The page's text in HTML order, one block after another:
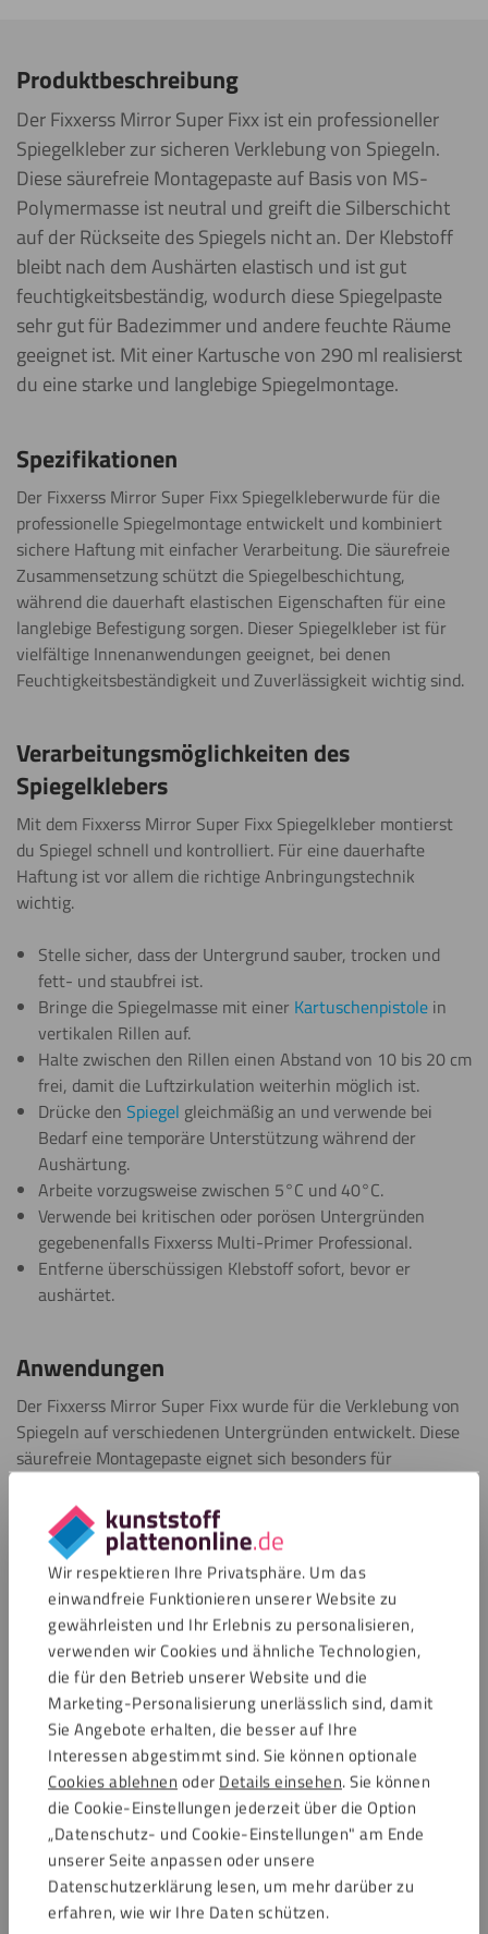
Wir respektieren Ihre Privatsphäre. Um das
einwandfreie Funktionieren unserer Website zu
gewährleisten und Ihr Erlebnis zu personalisieren,
verwenden wir Cookies und ähnliche Technologien,
die für den Betrieb unserer Website und die
Marketing-Personalisierung unerlässlich sind, damit
Sie Angebote erhalten, die besser auf Ihre
Interessen abgestimmt sind. Sie können optionale
Cookies ablehnen oder Details einsehen. Sie können
die Cookie-Einstellungen jederzeit über die Option
„Datenschutz- und Cookie-Einstellungen" am Ende
unserer Seite anpassen oder unsere
Datenschutzerklärung lesen, um mehr darüber zu
erfahren, wie wir Ihre Daten schützen.
Produktbeschreibung
Der Fixxerss Mirror Super Fixx ist ein professioneller
Spiegelkleber zur sicheren Verklebung von Spiegeln.
Diese säurefreie Montagepaste auf Basis von MS-
Polymermasse ist neutral und greift die Silberschicht
auf der Rückseite des Spiegels nicht an. Der Klebstoff
bleibt nach dem Aushärten elastisch und ist gut
feuchtigkeitsbeständig, wodurch diese Spiegelpaste
sehr gut für Badezimmer und andere feuchte Räume
geeignet ist. Mit einer Kartusche von 290 ml realisierst
du eine starke und langlebige Spiegelmontage.
Spezifikationen
Der Fixxerss Mirror Super Fixx Spiegelkleberwurde für die
professionelle Spiegelmontage entwickelt und kombiniert
sichere Haftung mit einfacher Verarbeitung. Die säurefreie
Zusammensetzung schützt die Spiegelbeschichtung,
während die dauerhaft elastischen Eigenschaften für eine
langlebige Befestigung sorgen. Dieser Spiegelkleber ist für
vielfältige Innenanwendungen geeignet, bei denen
Feuchtigkeitsbeständigkeit und Zuverlässigkeit wichtig sind.
Verarbeitungsmöglichkeiten des
Spiegelklebers
Mit dem Fixxerss Mirror Super Fixx Spiegelkleber montierst
du Spiegel schnell und kontrolliert. Für eine dauerhafte
Haftung ist vor allem die richtige Anbringungstechnik
wichtig.
Stelle sicher, dass der Untergrund sauber, trocken und
fett- und staubfrei ist.
Bringe die Spiegelmasse mit einer Kartuschenpistole in
vertikalen Rillen auf.
Halte zwischen den Rillen einen Abstand von 10 bis 20 cm
frei, damit die Luftzirkulation weiterhin möglich ist.
Drücke den Spiegel gleichmäßig an und verwende bei
Bedarf eine temporäre Unterstützung während der
Aushärtung.
Arbeite vorzugsweise zwischen 5°C und 40°C.
Verwende bei kritischen oder porösen Untergründen
gegebenenfalls Fixxerss Multi-Primer Professional.
Entferne überschüssigen Klebstoff sofort, bevor er
aushärtet.
Anwendungen
Der Fixxerss Mirror Super Fixx wurde für die Verklebung von
Spiegeln auf verschiedenen Untergründen entwickelt. Diese
säurefreie Montagepaste eignet sich besonders für
Feuchtigkeitsbeständigkeit und der Schutz der
Spiegelbeschichtung wichtig sind.
Geeignet für Badezimmerspiegel, Garderobenspiegel,
Dekorationsspiegel sowie Spiegel ausPlexiglas.
Anwendbar für Spiegelwände, Spiegelschrankfronten und
Arbeitsspiegel in Salons oder Geschäften.
Auch geeignet für Gastronomie, Einzelhandel, Büros und
Wellnessbereiche.
Zu verwenden auf Untergründen wie Beton, Gipskarton,
Holz, Fliesen, Putz, Sperrholz, MDF und jeder stabilen
Kunststoffplatte.
Ideal, wenn du eine MS-Polymer-Masse für eine starke
und sichere Spiegelmontage suchst.
Du bist dir noch unsicher bei der Wahl des richtigen